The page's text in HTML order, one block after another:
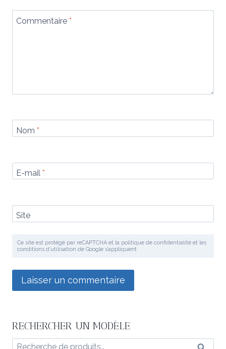
Commentaire *
Nom *
E-mail *
Site
Ce site est protégé par reCAPTCHA et la politique de confidentialité et les
conditions d’utilisation de Google s’appliquent
RECHERCHER UN MODÈLE
Recherche